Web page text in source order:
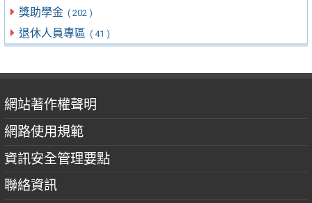
獎助學金 ( 202 )
退休人員專區 ( 41 )
網站著作權聲明
網路使用規範
資訊安全管理要點
聯絡資訊